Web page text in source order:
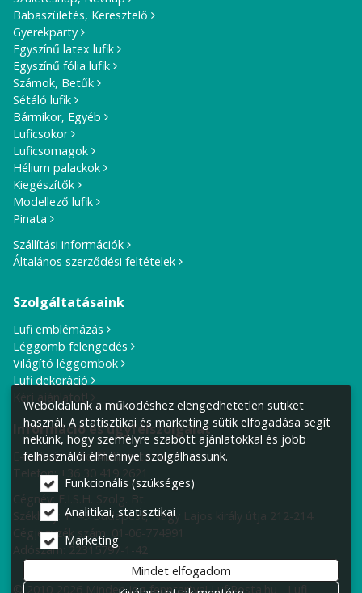
Babaszületés, Keresztelő
Gyerekparty
Egyszínű latex lufik
Egyszínű fólia lufik
Számok, Betűk
Sétáló lufik
Bármikor, Egyéb
Luficsokor
Luficsomagok
Hélium palackok
Kiegészítők
Modellező lufik
Pinata
Szállítási információk
Általános szerződési feltételek
Szolgáltatásaink
Lufi emblémázás
Léggömb felengedés
Világító léggömbök
Lufi dekoráció
Kérj ajánlatot!
Információ és ügyfélszolgálat
E-mail cím:info@lufiposta.hu
Telefon:+36 30 419 2621
Cégnév: F.I.S.H. Szolg. Bt.
Székhely: 1149 Budapest, Nagy Lajos király útja 212-214.
Cégjegyzék szám: 01-06-774991
Adószám: 22315797-1-42
© 2010-2026 Minden jog fenntartva! LufiPosta.hu - Lufi
Weboldalunk a működéshez elengedhetetlen sütiket
használ. A statisztikai és marketing sütik elfogadása segít
nekünk, hogy személyre szabott ajánlatokkal és jobb
felhasználói élménnyel szolgálhassunk.
Funkcionális (szükséges)
Analitikai, statisztikai
Marketing
Mindet elfogadom